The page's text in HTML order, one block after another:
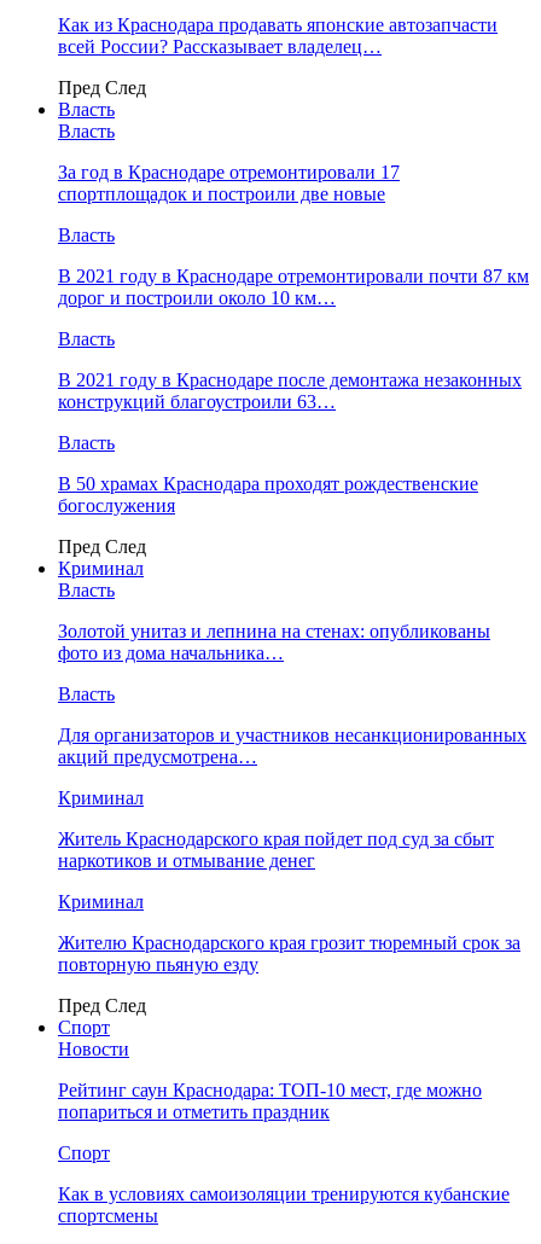
Как из Краснодара продавать японские автозапчасти
всей России? Рассказывает владелец…
Пред След
Власть
Власть
За год в Краснодаре отремонтировали 17
спортплощадок и построили две новые
Власть
В 2021 году в Краснодаре отремонтировали почти 87 км
дорог и построили около 10 км…
Власть
В 2021 году в Краснодаре после демонтажа незаконных
конструкций благоустроили 63…
Власть
В 50 храмах Краснодара проходят рождественские
богослужения
Пред След
Криминал
Власть
​Золотой унитаз и лепнина на стенах: опубликованы
фото из дома начальника…
Власть
Для организаторов и участников несанкционированных
акций предусмотрена…
Криминал
Житель Краснодарского края пойдет под суд за сбыт
наркотиков и отмывание денег
Криминал
Жителю Краснодарского края грозит тюремный срок за
повторную пьяную езду
Пред След
Спорт
Новости
Рейтинг саун Краснодара: ТОП-10 мест, где можно
попариться и отметить праздник
Спорт
Как в условиях самоизоляции тренируются кубанские
спортсмены